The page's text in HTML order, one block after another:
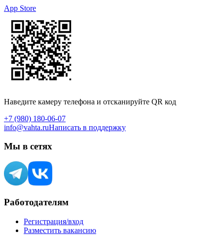
App Store
Наведите камеру телефона и отсканируйте QR код
+7 (980) 180-06-07
info@vahta.ruНаписать в поддержку
Мы в сетях
Работодателям
Регистрация/вход
Разместить вакансию